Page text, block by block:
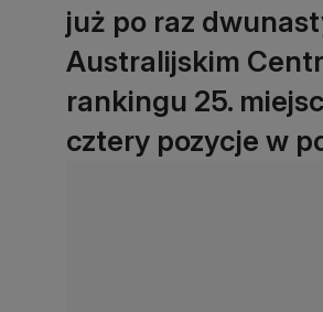
już po raz
Australijskim
rankingu 25.
cztery pozycje w